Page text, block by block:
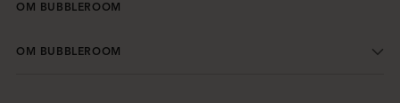
OM BUBBLEROOM
OM BUBBLEROOM